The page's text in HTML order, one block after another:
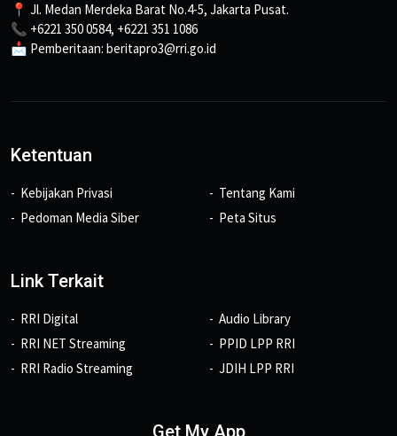
📍 Jl. Medan Merdeka Barat No.4-5, Jakarta Pusat.
📞 +6221 350 0584, +6221 351 1086
📩 Pemberitaan: beritapro3@rri.go.id
Ketentuan
Kebijakan Privasi
Pedoman Media Siber
Tentang Kami
Peta Situs
Link Terkait
RRI Digital
RRI NET Streaming
RRI Radio Streaming
Audio Library
PPID LPP RRI
JDIH LPP RRI
Get My App